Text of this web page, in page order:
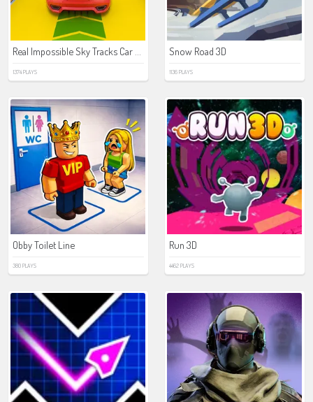
1374 PLAYS
Snow Road 3D
1136 PLAYS
Obby Toilet Line
380 PLAYS
Run 3D
4462 PLAYS